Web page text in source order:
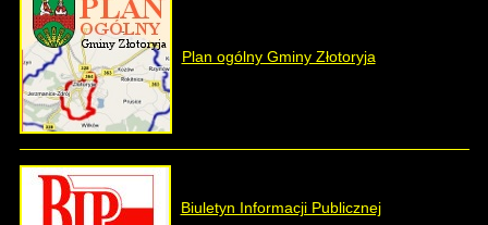
Plan ogólny Gminy Złotoryja
Biuletyn Informacji Publicznej